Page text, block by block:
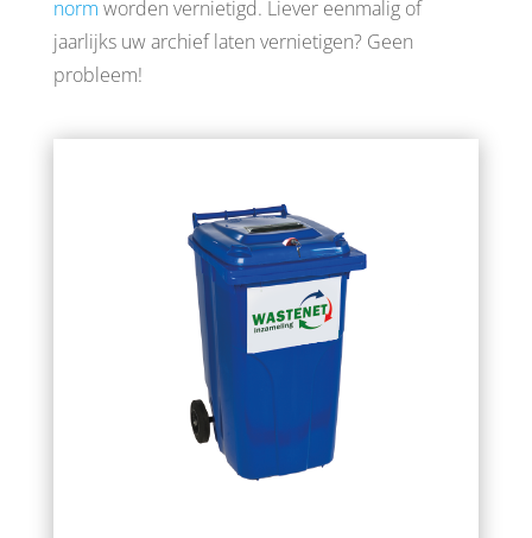
norm worden vernietigd. Liever eenmalig of
jaarlijks uw archief laten vernietigen? Geen
probleem!